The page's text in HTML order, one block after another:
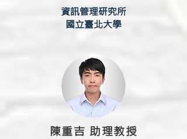
資訊管理研究所
國立臺北大學
陳重吉 助理教授